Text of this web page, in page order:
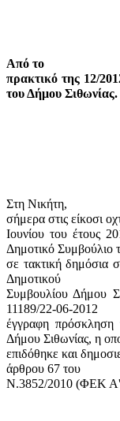
Από το
πρακτικό της 12/
του Δήμου Σιθωνίας.
Στη Νικήτη,
σήμερα στις είκοσι
Ιουνίου του έτους
Δημοτικό Συμβούλιο
σε τακτική δημόσια
Δημοτικού
Συμβουλίου Δήμου
11189/22-06-2012
έγγραφη πρόσκληση
Δήμου Σιθωνίας, η
επιδόθηκε και
άρθρου 67 του
Ν.3852/2010 (ΦΕΚ